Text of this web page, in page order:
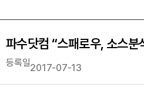
파수닷컴 “스패로우, 소스분
등록일2017-07-13